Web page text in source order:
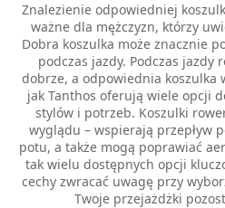
Znalezienie odpowiedniej
ważne dla mężczyzn, którzy
Dobra koszulka może znacznie
podczas jazdy. Podczas jazdy
dobrze, a odpowiednia koszulka
jak Tanthos oferują wiele opcji
stylów i potrzeb. Koszulki
wyglądu – wspierają przepływ
potu, a także mogą poprawiać
tak wielu dostępnych opcji
cechy zwracać uwagę przy
Twoje przejażdżki